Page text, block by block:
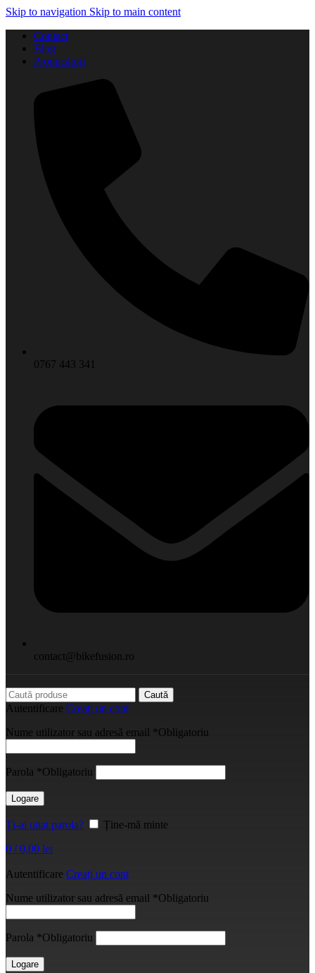
Skip to navigation Skip to main content
Contact
Blog
Producători
0767 443 341
contact@bikefusion.ro
Caută
Autentificare Creați un cont
Nume utilizator sau adresă email *Obligatoriu
Parola *Obligatoriu
Logare
Ți-ai uitat parola?
Ține-mă minte
0 / 0,00 lei
Autentificare Creați un cont
Nume utilizator sau adresă email *Obligatoriu
Parola *Obligatoriu
Logare